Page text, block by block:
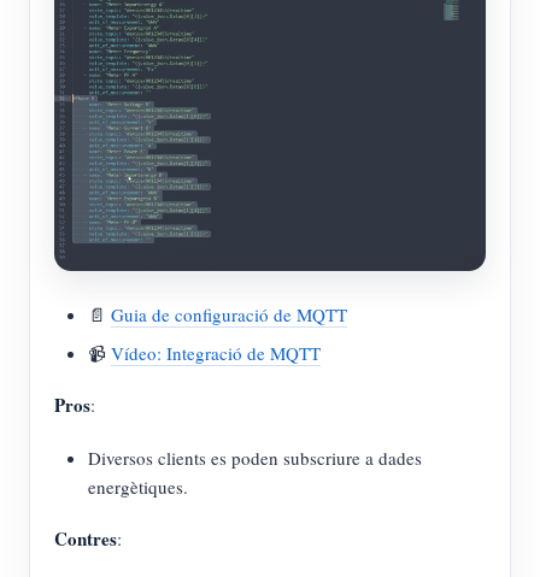
📄 Guia de configuració de MQTT
📹 Vídeo: Integració de MQTT
Pros:
Diversos clients es poden subscriure a dades
energètiques.
Contres: